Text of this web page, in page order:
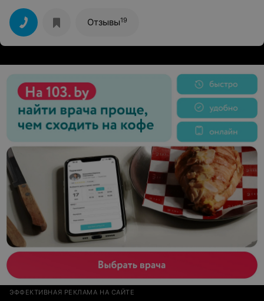
аппетитом всего хватало, персонал
доброжелательный и очень отзывчивый,
замечательная библиотека, отличный бар, чудесная
фитнес-инструктор Ирина, очень рекомендую
посетить ее занятия по пилатесу, замечательный
культорганизаторы, просто великолепный бассейн,
комплекс бань и аквапарк. Всего и не перечислишь.
Природа чудесная, а с погодой нам всегда везёт не
смотря на конец марта. Очень адекватные
отдыхающие, много деток, но продумано и расселение
и питание в столовой так, что никто никому не
мешает. Рекомендуем однозначно. Очень рады, что у
нас в Беларуси есть такие замечательные места для
отдыха.
Отзывы19
ЭФФЕКТИВНАЯ РЕКЛАМА НА САЙТЕ